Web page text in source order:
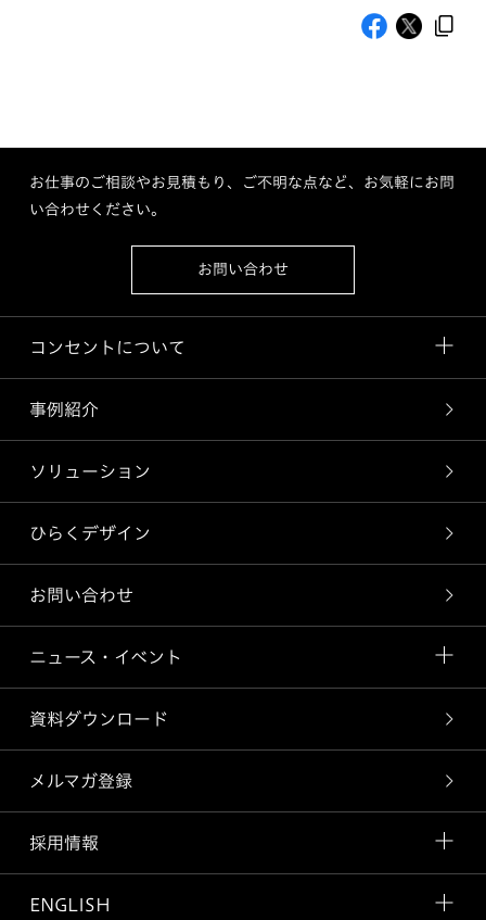
お仕事のご相談やお見積もり、ご不明な点など、お気軽にお問
い合わせください。
お問い合わせ
コンセントについて
事例紹介
ソリューション
ひらくデザイン
お問い合わせ
ニュース・イベント
資料ダウンロード
メルマガ登録
採用情報
ENGLISH